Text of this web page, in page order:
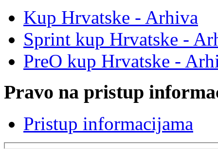
Kup Hrvatske - Arhiva
Sprint kup Hrvatske -
PreO kup Hrvatske -
Pravo na pristup
Pristup informacijama